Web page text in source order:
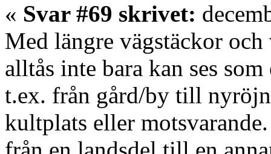
« Svar #69 skrivet:
Med längre vägstäckor och
alltås inte bara kan ses
t.ex. från gård/by till
kultplats eller